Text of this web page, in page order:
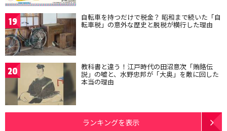
19 自転車を持つだけで税金？ 昭和まで続いた「自
転車税」の意外な歴史と脱税が横行した理由
20 教科書と違う！江戸時代の田沼意次「賄賂伝
説」の嘘と、水野忠邦が「大奥」を敵に回した
本当の理由
ランキングを表示